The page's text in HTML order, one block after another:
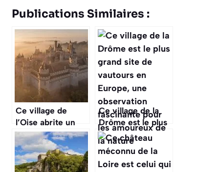
Publications Similaires :
Ce village de
l’Oise abrite un
château qui a
inspiré celui de la
Belle et la Bête,
une visite
Ce village de la
Drôme est le plus
grand site de
vautours en
Europe, une
observation